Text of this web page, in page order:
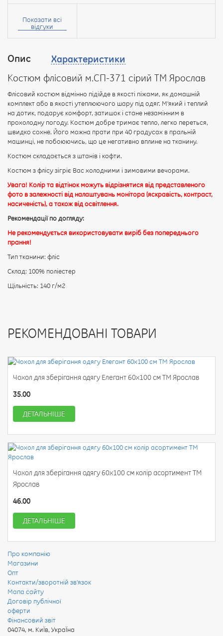
Опис
Характеристики
Костюм флісовий м.СП-371 сірий ТМ Ярослав
Флісовий костюм відмінно підійде в якості піжами, як домашній
комплект або в якості утеплюючого шару під одяг. М'який і теплий
на дотик, подарує комфорт, затишок і стане незамінним в
прохолодну погоду. Костюм добре тримає тепло, легко переться,
швидко сохне. Його можна прати при 40 градусах в пральній
машинці, не побоюючись, що це негативно вплине на тканину.
Костюм складається з штанів і кофти.
Костюм з флісу зігріє Вас холодними і зимовими вечорами.
Увага! Колір та відтінок можуть відрізнятися від представленого
фото в залежності від налаштувань монітора (яскравість, контраст,
насиченість), а також від освітлення.
Рекомендації по догляду:
Не рекомендується використовувати виріб без попереднього
прання!
Тип тканини: фліс
Склад: 100% поліестер
Щільність: 140 г/м2
Ваше
Ваш
Рейтинг:
ПРОДОВЖИТИ
Показати всі
відгуки
РЕКОМЕНДОВАНІ ТОВАРИ
Чохол для зберігання одягу Елегант 60х100 см ТМ Ярослав
35.00
ДЕТАЛЬНІШЕ
Чохол для зберігання одягу 60х100 см колір асортимент ТМ
Ярослав
46.00
ДЕТАЛЬНІШЕ
Про компанію
Магазини
Опт
Контакти/зворотній зв'язок
Мапа сайту
Договір публічної
оферти
Фінансовий звіт
04074, м. КиЇв, УкраЇна